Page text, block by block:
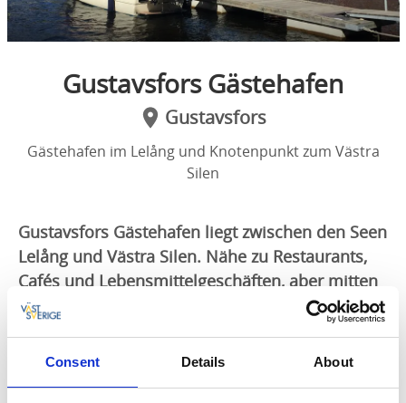
Consent Details About
Gustavsfors Gästehafen
Gustavsfors
Gästehafen im Lelång und Knotenpunkt zum Västra
Silen
Gustavsfors Gästehafen liegt zwischen den Seen
Lelång und Västra Silen. Nähe zu Restaurants,
Cafés und Lebensmittelgeschäften, aber mitten
in der Natur!
Lelång und Västra Silen.
Der Gästehafen hat 16 Liegeplätze und liegt ca. 100 m